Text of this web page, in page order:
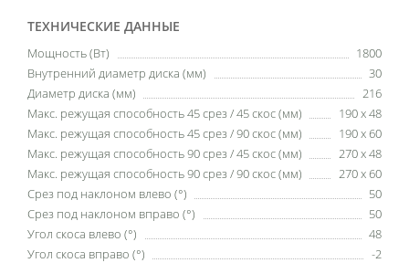
ТЕХНИЧЕСКИЕ ДАННЫЕ
Мощность (Вт)
1800
Внутренний диаметр диска (мм)
30
Диаметр диска (мм)
216
Макс. режущая способность 45 срез / 45 скос (мм)
190 x 48
Макс. режущая способность 45 срез / 90 скос (мм)
190 x 60
Макс. режущая способность 90 срез / 45 скос (мм)
270 x 48
Макс. режущая способность 90 срез / 90 скос (мм)
270 x 60
Срез под наклоном влево (°)
50
Срез под наклоном вправо (°)
50
Угол скоса влево (°)
48
Угол скоса вправо (°)
-2